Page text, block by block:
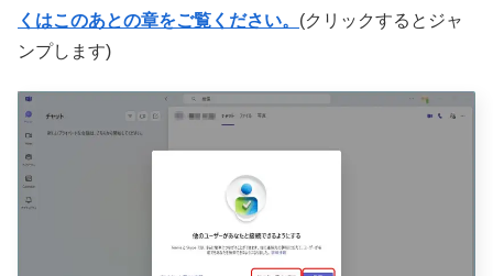
くはこのあとの章をご覧ください。 (クリックするとジャ
ンプします)